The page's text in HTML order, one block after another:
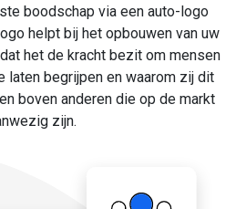
boodschap via een auto-logo
helpt bij het opbouwen van uw
het de kracht bezit om mensen
laten begrijpen en waarom zij dit
boven anderen die op de markt
zijn.